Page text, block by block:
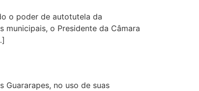
o poder de autotutela da
o Presidente da Câmara
Guararapes, no uso de suas